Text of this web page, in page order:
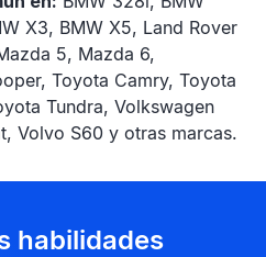
X3, BMW X5, Land Rover
5, Mazda 6,
Toyota Camry, Toyota
Tundra, Volkswagen
Volvo S60 y otras marcas.
habilidades